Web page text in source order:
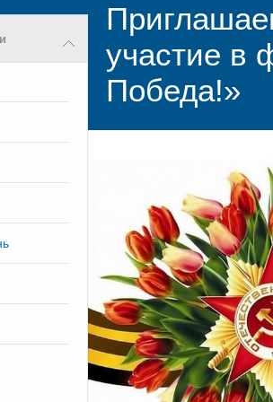
участие в
Победа!»